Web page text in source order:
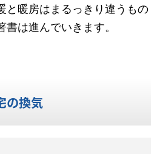
と暖房はまるっきり違うもの
は進んでいきます。
の換気